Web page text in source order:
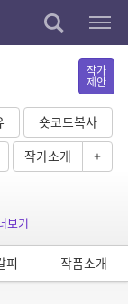
작가
제안
숏코드복사
작가소개 +
보기
피 작품소개